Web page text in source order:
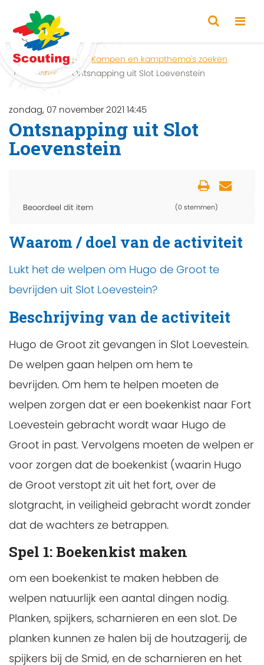
Home Zoeken
Kampen en kampthema's zoeken
Activiteit
Ontsnapping uit Slot Loevenstein
zondag, 07 november 2021 14:45
Ontsnapping uit Slot
Loevenstein
Beoordeel dit item (0 stemmen)
Waarom / doel van de activiteit
Lukt het de welpen om Hugo de Groot te
bevrijden uit Slot Loevestein?
Beschrijving van de activiteit
Hugo de Groot zit gevangen in Slot Loevestein.
De welpen gaan helpen om hem te
bevrijden. Om hem te helpen moeten de
welpen zorgen dat er een boekenkist naar Fort
Loevestein gebracht wordt waar Hugo de
Groot in past. Vervolgens moeten de welpen er
voor zorgen dat de boekenkist (waarin Hugo
de Groot verstopt zit uit het fort, over de
slotgracht, in veiligheid gebracht wordt zonder
dat de wachters ze betrappen.
Spel 1: Boekenkist maken
om een boekenkist te maken hebben de
welpen natuurlijk een aantal dingen nodig.
Planken, spijkers, scharnieren en een slot. De
planken kunnen ze halen bij de houtzagerij, de
spijkers bij de Smid, en de scharnieren en het